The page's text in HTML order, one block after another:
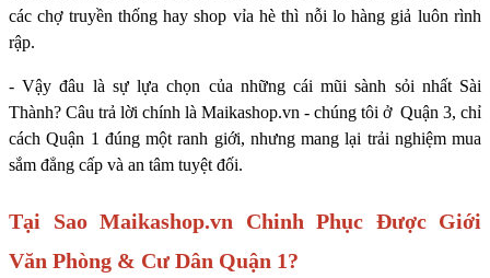
các chợ truyền thống hay shop vỉa hè thì nỗi lo hàng giả luôn rình
rập.
- Vậy đâu là sự lựa chọn của những cái mũi sành sỏi nhất Sài
Thành? Câu trả lời chính là Maikashop.vn - chúng tôi ở Quận 3, chỉ
cách Quận 1 đúng một ranh giới, nhưng mang lại trải nghiệm mua
sắm đẳng cấp và an tâm tuyệt đối.
Tại Sao Maikashop.vn Chinh Phục Được Giới
Văn Phòng & Cư Dân Quận 1?